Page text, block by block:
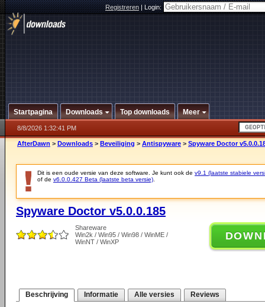
Registreren|Login:
Startpagina Downloads Top downloads Meer
8/8/2026 1:32:41 PM
AfterDawn > Downloads > Beveiliging > Antispyware > Spyware Doctor
Dit is een oude versie van deze software. Je kunt ook de v9.1 (laatste stabiele
of de v6.0.0.427 Beta (laatste beta versie)
Spyware Doctor v5.0.0.185
Shareware
Win2k / Win95 / Win98 / WinME /
WinNT / WinXP
Beschrijving Informatie Alle versies Reviews